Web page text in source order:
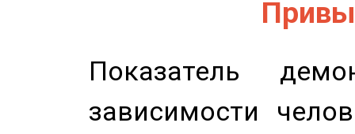
Показатель
зависимости